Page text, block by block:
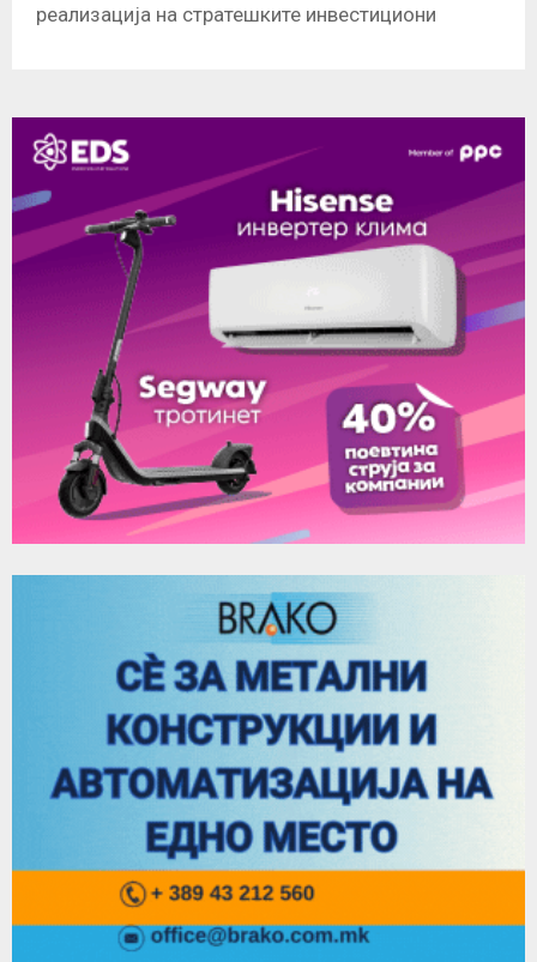
реализација на стратешките инвестициони